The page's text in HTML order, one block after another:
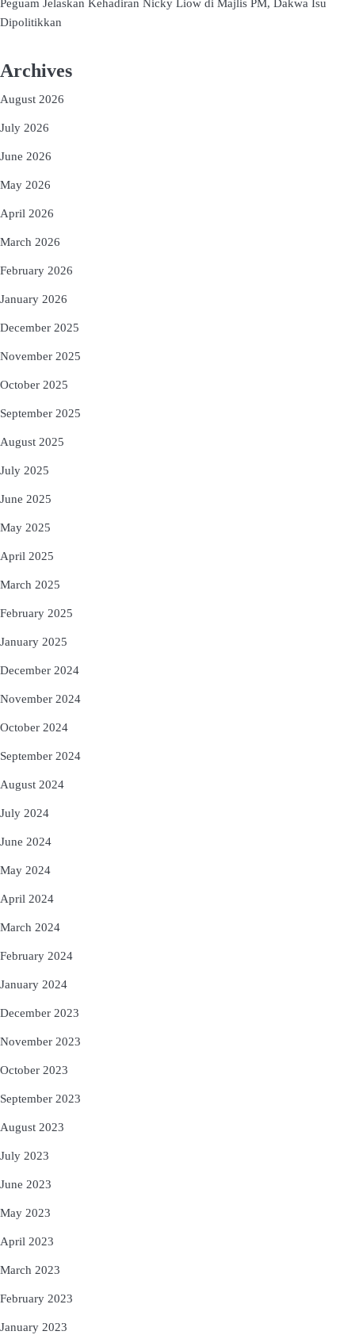
Peguam Jelaskan Kehadiran Nicky Liow di Majlis PM, Dakwa Isu
Dipolitikkan
Archives
August 2026
July 2026
June 2026
May 2026
April 2026
March 2026
February 2026
January 2026
December 2025
November 2025
October 2025
September 2025
August 2025
July 2025
June 2025
May 2025
April 2025
March 2025
February 2025
January 2025
December 2024
November 2024
October 2024
September 2024
August 2024
July 2024
June 2024
May 2024
April 2024
March 2024
February 2024
January 2024
December 2023
November 2023
October 2023
September 2023
August 2023
July 2023
June 2023
May 2023
April 2023
March 2023
February 2023
January 2023